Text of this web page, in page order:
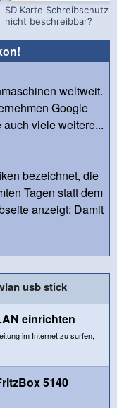
SD Karte Schreibschutz
nicht beschreibbar?
weltweit.
Google
viele weitere...
bezeichnet, die
Tagen statt dem
anzeigt: Damit
usb stick
einrichten
im Internet zu surfen,
5140